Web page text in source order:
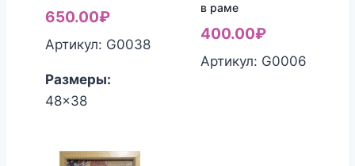
650.00₽
Артикул: G0038
Размеры:
48x38
в раме
400.00₽
Артикул: G0006